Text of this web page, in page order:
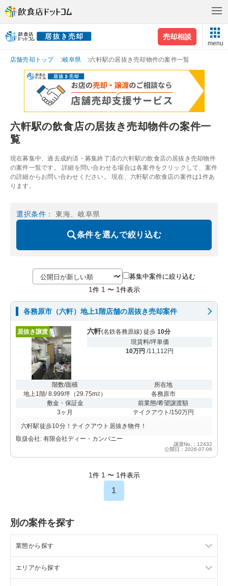
売却相談
menu
店舗売却トップ 岐阜県 六軒駅の居抜き売却物件の案件一覧
六軒駅の飲食店の居抜き売却物件の案件一
覧
現在募集中、過去成約済・募集終了済の六軒駅の飲食店の居抜き売却物件
の案件一覧です。 詳細を問い合わせる場合は各案件をクリックして、案件
の詳細からお問い合わせください。 現在、六軒駅の飲食店の案件は1件あ
ります。
選択条件 ： 東海、岐阜県
条件を選んで絞り込む
募集中案件に絞り込む
1 件 1 〜 1 件表示
各務原市（六軒）地上1階店舗の居抜き売却案件
居抜き譲渡 六軒(名鉄各務原線) 徒歩 10分
現賃料/坪単価
10万円 /11,112円
階数/面積
地上1階/ 8.999坪 （29.75m2 ）
所在地
各務原市
敷金・保証金
3ヶ月
前業態/希望譲渡額
テイクアウト/150万円
六軒駅徒歩10分！テイクアウト居抜き物件！
取扱会社: 有限会社ディー・カンパニー
譲渡No.：12432
公開日：2026-07-06
1 件 1 〜 1 件表示
1
別の案件を探す
業態から探す
ラーメンの居抜き売却物件の案件一覧
エリアから探す